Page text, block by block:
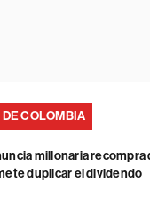
COLOMBIA
millonaria recompra
duplicar el dividendo